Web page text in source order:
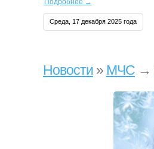
Подробнее →
Среда, 17 декабря 2025 года
Новости » МЧС →